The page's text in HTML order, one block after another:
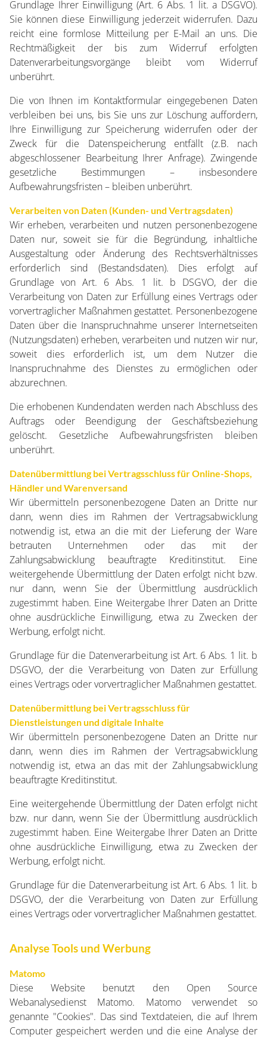
KONZEPTION
AUFBAU
WARTUNG
KONTAKT
Grundlage Ihrer Einwilligung (Art. 6 Abs. 1 lit. a DSGVO).
Sie können diese Einwilligung jederzeit widerrufen. Dazu
reicht eine formlose Mitteilung per E-Mail an uns. Die
Rechtmäßigkeit der bis zum Widerruf erfolgten
Datenverarbeitungsvorgänge bleibt vom Widerruf
unberührt.
Die von Ihnen im Kontaktformular eingegebenen Daten
verbleiben bei uns, bis Sie uns zur Löschung auffordern,
Ihre Einwilligung zur Speicherung widerrufen oder der
Zweck für die Datenspeicherung entfällt (z.B. nach
abgeschlossener Bearbeitung Ihrer Anfrage). Zwingende
gesetzliche Bestimmungen – insbesondere
Aufbewahrungsfristen – bleiben unberührt.
Verarbeiten von Daten (Kunden- und Vertragsdaten)
Wir erheben, verarbeiten und nutzen personenbezogene
Daten nur, soweit sie für die Begründung, inhaltliche
Ausgestaltung oder Änderung des Rechtsverhältnisses
erforderlich sind (Bestandsdaten). Dies erfolgt auf
Grundlage von Art. 6 Abs. 1 lit. b DSGVO, der die
Verarbeitung von Daten zur Erfüllung eines Vertrags oder
vorvertraglicher Maßnahmen gestattet. Personenbezogene
Daten über die Inanspruchnahme unserer Internetseiten
(Nutzungsdaten) erheben, verarbeiten und nutzen wir nur,
soweit dies erforderlich ist, um dem Nutzer die
Inanspruchnahme des Dienstes zu ermöglichen oder
abzurechnen.
Die erhobenen Kundendaten werden nach Abschluss des
Auftrags oder Beendigung der Geschäftsbeziehung
gelöscht. Gesetzliche Aufbewahrungsfristen bleiben
unberührt.
Datenübermittlung bei Vertragsschluss für Online-Shops,
Händler und Warenversand
Wir übermitteln personenbezogene Daten an Dritte nur
dann, wenn dies im Rahmen der Vertragsabwicklung
notwendig ist, etwa an die mit der Lieferung der Ware
betrauten Unternehmen oder das mit der
Zahlungsabwicklung beauftragte Kreditinstitut. Eine
weitergehende Übermittlung der Daten erfolgt nicht bzw.
nur dann, wenn Sie der Übermittlung ausdrücklich
zugestimmt haben. Eine Weitergabe Ihrer Daten an Dritte
ohne ausdrückliche Einwilligung, etwa zu Zwecken der
Werbung, erfolgt nicht.
Grundlage für die Datenverarbeitung ist Art. 6 Abs. 1 lit. b
DSGVO, der die Verarbeitung von Daten zur Erfüllung
eines Vertrags oder vorvertraglicher Maßnahmen gestattet.
Datenübermittlung bei Vertragsschluss für
Dienstleistungen und digitale Inhalte
Wir übermitteln personenbezogene Daten an Dritte nur
dann, wenn dies im Rahmen der Vertragsabwicklung
notwendig ist, etwa an das mit der Zahlungsabwicklung
beauftragte Kreditinstitut.
Eine weitergehende Übermittlung der Daten erfolgt nicht
bzw. nur dann, wenn Sie der Übermittlung ausdrücklich
zugestimmt haben. Eine Weitergabe Ihrer Daten an Dritte
ohne ausdrückliche Einwilligung, etwa zu Zwecken der
Werbung, erfolgt nicht.
Grundlage für die Datenverarbeitung ist Art. 6 Abs. 1 lit. b
DSGVO, der die Verarbeitung von Daten zur Erfüllung
eines Vertrags oder vorvertraglicher Maßnahmen gestattet.
Analyse Tools und Werbung
Matomo
Diese Website benutzt den Open Source
Webanalysedienst Matomo. Matomo verwendet so
genannte "Cookies". Das sind Textdateien, die auf Ihrem
Computer gespeichert werden und die eine Analyse der